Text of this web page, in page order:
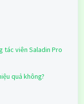
tác viên Saladin Pro
quả không?